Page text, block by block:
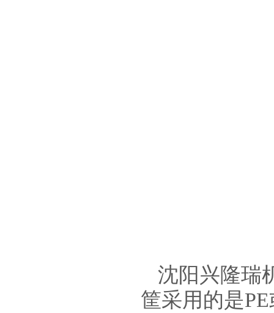
沈阳兴隆瑞
筐采用的是